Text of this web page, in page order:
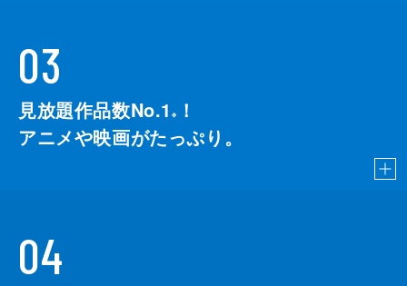
03
見放題作品数No.1 ※
！
アニメや映画がたっぷり。
04